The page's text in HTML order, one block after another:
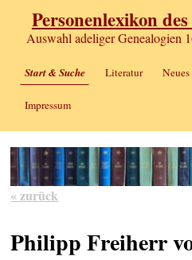
Personenlexikon
Auswahl adeliger Genealogien
Start & Suche Literatur Neues
Impressum
« zurück
Philipp Freiherr